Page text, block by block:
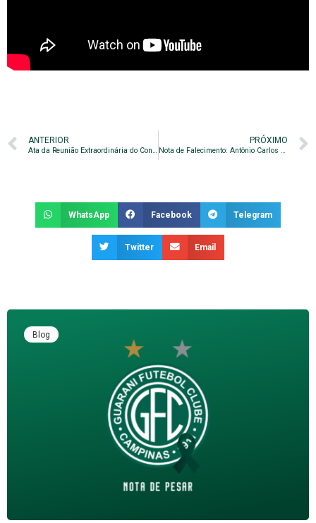
ANTERIOR
Ata da Reunião Extraordinária do Conselho Deliberativo – 22/11/2018
PRÓXIMO
Nota de Falecimento: Antônio Carlos Demonte (Tota)
WhatsApp Facebook Telegram
Twitter Email
Blog